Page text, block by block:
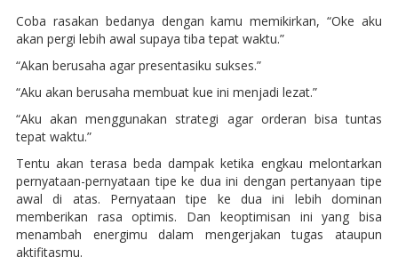
Coba rasakan bedanya dengan kamu memikirkan, “Oke aku
akan pergi lebih awal supaya tiba tepat waktu.”
“Akan berusaha agar presentasiku sukses.”
“Aku akan berusaha membuat kue ini menjadi lezat.”
“Aku akan menggunakan strategi agar orderan bisa tuntas
tepat waktu.”
Tentu akan terasa beda dampak ketika engkau melontarkan
pernyataan-pernyataan tipe ke dua ini dengan pertanyaan tipe
awal di atas. Pernyataan tipe ke dua ini lebih dominan
memberikan rasa optimis. Dan keoptimisan ini yang bisa
menambah energimu dalam mengerjakan tugas ataupun
aktifitasmu.